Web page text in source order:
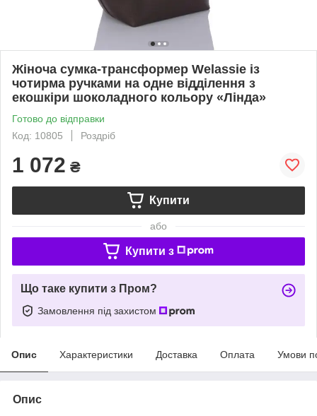
Жіноча сумка-трансформер Welassie із
чотирма ручками на одне відділення з
екошкіри шоколадного кольору «Лінда»
Готово до відправки
Код: 10805
Роздріб
1 072 ₴
Купити
або
Купити з
Що таке купити з Пром?
Замовлення під захистом
Опис Характеристики Доставка Оплата Умови
Опис